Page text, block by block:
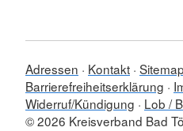
Adressen Kontakt Sitemap
Barrierefreiheitserklärung
Widerruf/Kündigung
Lob /
© 2026 Kreisverband Bad